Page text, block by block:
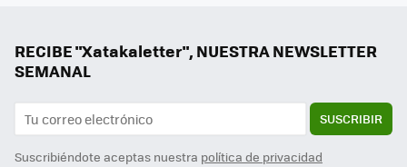
RECIBE "Xatakaletter", NUESTRA NEWSLETTER
SEMANAL
SUSCRIBIR
Suscribiéndote aceptas nuestra política de privacidad